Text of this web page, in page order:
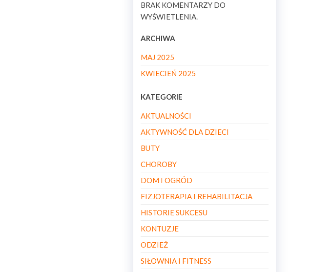
BRAK KOMENTARZY DO
WYŚWIETLENIA.
ARCHIWA
MAJ 2025
KWIECIEŃ 2025
KATEGORIE
AKTUALNOŚCI
AKTYWNOŚĆ DLA DZIECI
BUTY
CHOROBY
DOM I OGRÓD
FIZJOTERAPIA I REHABILITACJA
HISTORIE SUKCESU
KONTUZJE
ODZIEŻ
SIŁOWNIA I FITNESS